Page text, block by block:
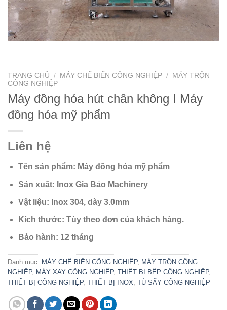
TRANG CHỦ / MÁY CHẾ BIẾN CÔNG NGHIỆP / MÁY TRỘN
CÔNG NGHIỆP
Máy đồng hóa hút chân không I Máy
đồng hóa mỹ phẩm
Liên hệ
Tên sản phẩm: Máy đồng hóa mỹ phẩm
Sản xuất: Inox Gia Bảo Machinery
Vật liệu: Inox 304, dày 3.0mm
Kích thước: Tùy theo đơn của khách hàng.
Bảo hành: 12 tháng
Danh mục: MÁY CHẾ BIẾN CÔNG NGHIỆP, MÁY TRỘN CÔNG
NGHIỆP, MÁY XAY CÔNG NGHIỆP, THIẾT BỊ BẾP CÔNG NGHIỆP,
THIẾT BỊ CÔNG NGHIỆP, THIẾT BỊ INOX TỦ SẤY CÔNG NGHIỆP